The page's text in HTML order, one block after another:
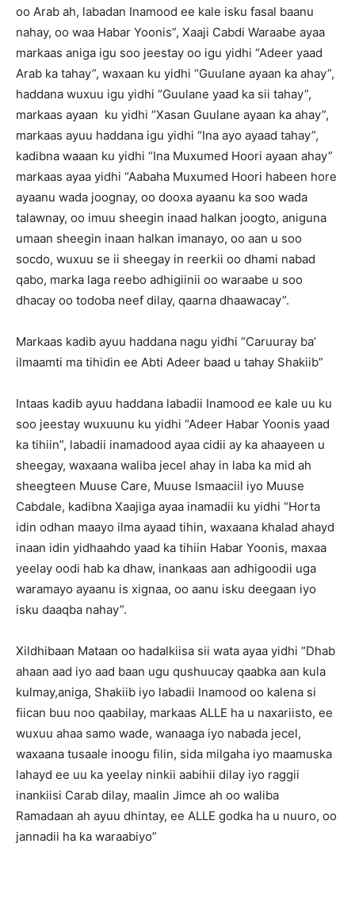
oo Arab ah, labadan Inamood ee kale isku fasal baanu
nahay, oo waa Habar Yoonis”, Xaaji Cabdi Waraabe ayaa
markaas aniga igu soo jeestay oo igu yidhi “Adeer yaad
Arab ka tahay”, waxaan ku yidhi “Guulane ayaan ka ahay”,
haddana wuxuu igu yidhi “Guulane yaad ka sii tahay”,
markaas ayaan ku yidhi “Xasan Guulane ayaan ka ahay”,
markaas ayuu haddana igu yidhi “Ina ayo ayaad tahay”,
kadibna waaan ku yidhi “Ina Muxumed Hoori ayaan ahay”
markaas ayaa yidhi “Aabaha Muxumed Hoori habeen hore
ayaanu wada joognay, oo dooxa ayaanu ka soo wada
talawnay, oo imuu sheegin inaad halkan joogto, aniguna
umaan sheegin inaan halkan imanayo, oo aan u soo
socdo, wuxuu se ii sheegay in reerkii oo dhami nabad
qabo, marka laga reebo adhigiinii oo waraabe u soo
dhacay oo todoba neef dilay, qaarna dhaawacay”.
Markaas kadib ayuu haddana nagu yidhi “Caruuray ba’
ilmaamti ma tihidin ee Abti Adeer baad u tahay Shakiib”
Intaas kadib ayuu haddana labadii Inamood ee kale uu ku
soo jeestay wuxuunu ku yidhi “Adeer Habar Yoonis yaad
ka tihiin”, labadii inamadood ayaa cidii ay ka ahaayeen u
sheegay, waxaana waliba jecel ahay in laba ka mid ah
sheegteen Muuse Care, Muuse Ismaaciil iyo Muuse
Cabdale, kadibna Xaajiga ayaa inamadii ku yidhi “Horta
idin odhan maayo ilma ayaad tihin, waxaana khalad ahayd
inaan idin yidhaahdo yaad ka tihiin Habar Yoonis, maxaa
yeelay oodi hab ka dhaw, inankaas aan adhigoodii uga
waramayo ayaanu is xignaa, oo aanu isku deegaan iyo
isku daaqba nahay”.
Xildhibaan Mataan oo hadalkiisa sii wata ayaa yidhi “Dhab
ahaan aad iyo aad baan ugu qushuucay qaabka aan kula
kulmay,aniga, Shakiib iyo labadii Inamood oo kalena si
fiican buu noo qaabilay, markaas ALLE ha u naxariisto, ee
wuxuu ahaa samo wade, wanaaga iyo nabada jecel,
waxaana tusaale inoogu filin, sida milgaha iyo maamuska
lahayd ee uu ka yeelay ninkii aabihii dilay iyo raggii
inankiisi Carab dilay, maalin Jimce ah oo waliba
Ramadaan ah ayuu dhintay, ee ALLE godka ha u nuuro, oo
jannadii ha ka waraabiyo”